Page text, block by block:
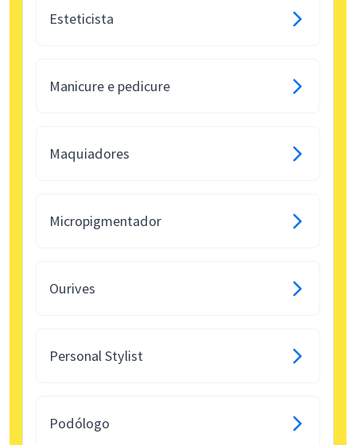
Esteticista
Manicure e pedicure
Maquiadores
Micropigmentador
Ourives
Personal Stylist
Podólogo